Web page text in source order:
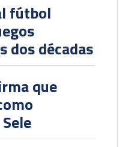
fútbol
dos décadas
que